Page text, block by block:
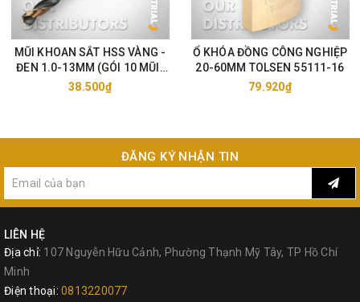
MŨI KHOAN SẮT HSS VÀNG -
ĐEN 1.0-13MM (GÓI 10 MŨI)
TOLSEN 75105-33
38.500₫
Ổ KHÓA ĐỒNG CÔNG NGHIỆP
20-60MM TOLSEN 55111-16
79.920₫
ĐĂNG KÝ NHẬN TIN
LIÊN HỆ
Địa chỉ: 107 Nguyễn Hữu Cảnh, Phường Thạnh Mỹ Tây, TP Hồ Chí
Minh
Điện thoại: 0813220077